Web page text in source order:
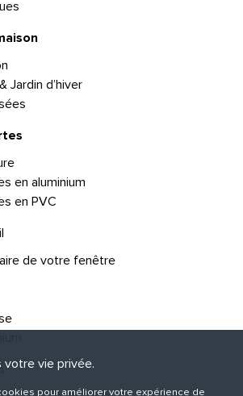
Jardin d’hiver
en aluminium
en PVC
de votre fenêtre
vie privée.
pour améliorer votre expérience de